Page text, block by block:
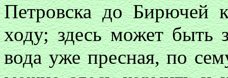
Петровска до Бирючей
ходу; здесь может быть
вода уже пресная, по